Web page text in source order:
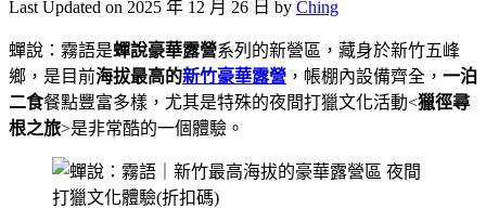
Last Updated on 2025 年 12 月 26 日 by Ching
蟬說：霧語是蟬說豪華露營系列的新營區，藏身於新竹五峰
鄉，是目前海拔最高的新竹豪華露營 ，帳棚內設備齊全， 一泊
二食餐點豐富多樣，尤其是特殊的夜間打獵文化活動<獵徑尋
根之旅>是非常酷的一個體驗。